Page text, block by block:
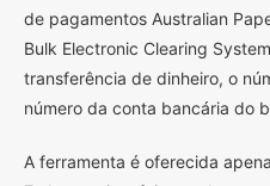
de pagamentos Australian
Bulk Electronic Clearing
transferência de dinheiro, o
número da conta bancária do
A ferramenta é oferecida